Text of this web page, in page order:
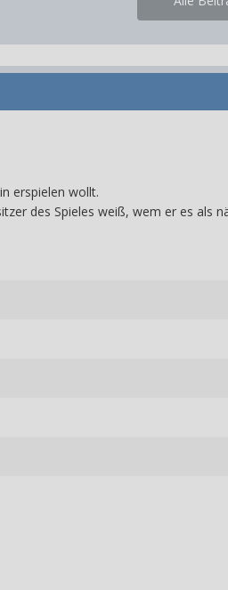
erspielen wollt.
des Spieles weiß, wem er es als